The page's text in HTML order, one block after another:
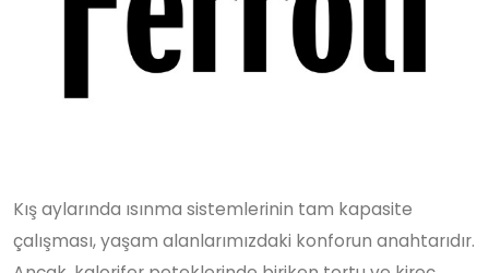
Kış aylarında ısınma sistemlerinin tam kapasite
çalışması, yaşam alanlarımızdaki konforun anahtarıdır.